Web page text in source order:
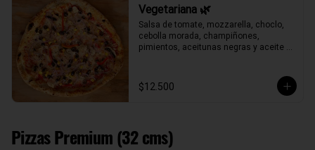
Vegetariana 🌿
Salsa de tomate, mozzarella, choclo,
cebolla morada, champiñones,
pimientos, aceitunas negras y aceite
$12.500
Pizzas Premium (32 cms)